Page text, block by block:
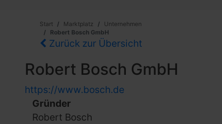
Start Marktplatz
Unternehmen
Robert Bosch GmbH
Zurück zur Übersicht
Robert Bosch GmbH
https://www.bosch.de
Gründer
Robert Bosch